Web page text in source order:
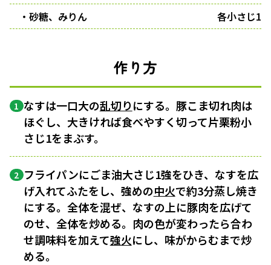
・砂糖、みりん
各小さじ1
作り方
1 なすは一口大の乱切りにする。豚こま切れ肉は
ほぐし、大きければ食べやすく切って片栗粉小
さじ1をまぶす。
2 フライパンにごま油大さじ1強をひき、なすを広
げ入れてふたをし、強めの中火で約3分蒸し焼き
にする。全体を混ぜ、なすの上に豚肉を広げて
のせ、全体を炒める。肉の色が変わったら合わ
せ調味料を加えて強火にし、味がからむまで炒
める。